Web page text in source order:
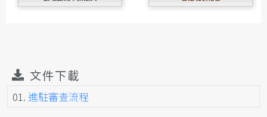
文件下載
01. 進駐審查流程